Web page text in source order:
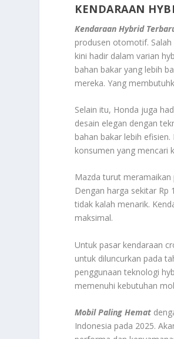
KENDARAAN
Kendaraan Hybrid
produsen otomotif. Salah
kini hadir dalam varian
bahan bakar yang lebih
mereka. Yang
Selain itu, Honda juga
desain elegan dengan
bahan bakar lebih
konsumen yang mencari
Mazda turut meramaikan
Dengan harga sekitar Rp
tidak kalah menarik.
maksimal.
Untuk pasar kendaraan
untuk diluncurkan pada
penggunaan teknologi
memenuhi kebutuhan
Mobil Paling Hemat
Indonesia pada 2025.